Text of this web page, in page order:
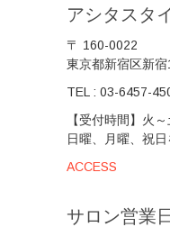
アシタスタ
〒 160-0022
東京都新宿区新
TEL : 03-6457-
【受付時間】火
日曜、月曜、祝
ACCESS
サロン営業日